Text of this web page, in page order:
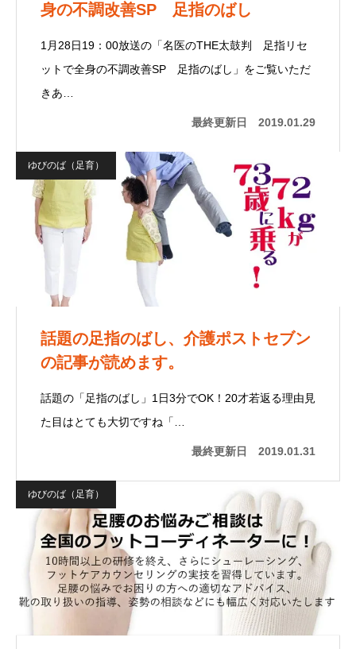
身の不調改善SP 足指のばし
1月28日19：00放送の「名医のTHE太鼓判 足指リセ
ットで全身の不調改善SP 足指のばし」をご覧いただ
きあ…
最終更新日 2019.01.29
ゆびのば（足育）
話題の足指のばし、介護ポストセブン
の記事が読めます。
話題の「足指のばし」1日3分でOK！20才若返る理由見
た目はとても大切ですね「…
最終更新日 2019.01.31
ゆびのば（足育）